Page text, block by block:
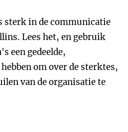
sterk in de communicatie
Lees het, en gebruik
een gedeelde,
om over de sterktes,
van de organisatie te